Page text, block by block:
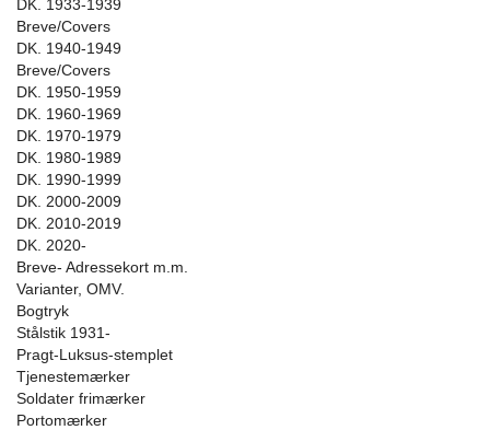
DK. 1933-1939
Breve/Covers
DK. 1940-1949
Breve/Covers
DK. 1950-1959
DK. 1960-1969
DK. 1970-1979
DK. 1980-1989
DK. 1990-1999
DK. 2000-2009
DK. 2010-2019
DK. 2020-
Breve- Adressekort m.m.
Varianter, OMV.
Bogtryk
Stålstik 1931-
Pragt-Luksus-stemplet
Tjenestemærker
Soldater frimærker
Portomærker